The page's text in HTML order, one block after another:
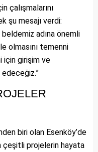
çalışmalarını
şu mesajı verdi:
adına önemli
olmasını temenni
için girişim ve
edeceğiz.”
biri olan Esenköy’de
çeşitli projelerin hayata